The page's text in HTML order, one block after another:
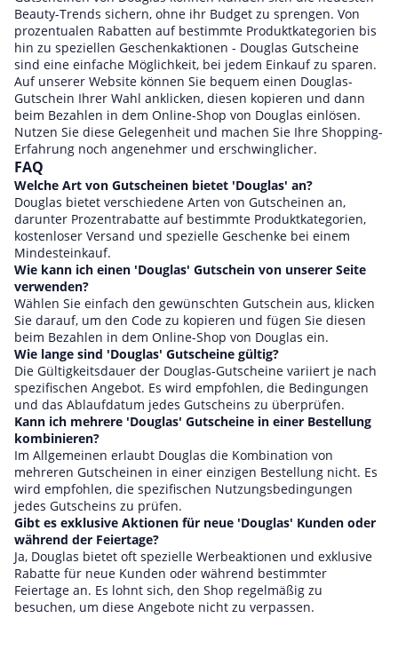
Beauty-Trends sichern, ohne ihr Budget zu sprengen. Von
prozentualen Rabatten auf bestimmte Produktkategorien bis
hin zu speziellen Geschenkaktionen - Douglas Gutscheine
sind eine einfache Möglichkeit, bei jedem Einkauf zu sparen.
Auf unserer Website können Sie bequem einen Douglas-
Gutschein Ihrer Wahl anklicken, diesen kopieren und dann
beim Bezahlen in dem Online-Shop von Douglas einlösen.
Nutzen Sie diese Gelegenheit und machen Sie Ihre Shopping-
Erfahrung noch angenehmer und erschwinglicher.
FAQ
Welche Art von Gutscheinen bietet 'Douglas' an?
Douglas bietet verschiedene Arten von Gutscheinen an,
darunter Prozentrabatte auf bestimmte Produktkategorien,
kostenloser Versand und spezielle Geschenke bei einem
Mindesteinkauf.
Wie kann ich einen 'Douglas' Gutschein von unserer Seite
verwenden?
Wählen Sie einfach den gewünschten Gutschein aus, klicken
Sie darauf, um den Code zu kopieren und fügen Sie diesen
beim Bezahlen in dem Online-Shop von Douglas ein.
Wie lange sind 'Douglas' Gutscheine gültig?
Die Gültigkeitsdauer der Douglas-Gutscheine variiert je nach
spezifischen Angebot. Es wird empfohlen, die Bedingungen
und das Ablaufdatum jedes Gutscheins zu überprüfen.
Kann ich mehrere 'Douglas' Gutscheine in einer Bestellung
kombinieren?
Im Allgemeinen erlaubt Douglas die Kombination von
mehreren Gutscheinen in einer einzigen Bestellung nicht. Es
wird empfohlen, die spezifischen Nutzungsbedingungen
jedes Gutscheins zu prüfen.
Gibt es exklusive Aktionen für neue 'Douglas' Kunden oder
während der Feiertage?
Ja, Douglas bietet oft spezielle Werbeaktionen und exklusive
Rabatte für neue Kunden oder während bestimmter
Feiertage an. Es lohnt sich, den Shop regelmäßig zu
besuchen, um diese Angebote nicht zu verpassen.